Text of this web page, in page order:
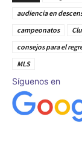
audiencia en
campeonatos
consejos para el
MLS
Síguenos en